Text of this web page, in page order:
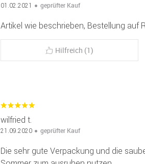
01.02.2021 geprüfter Kauf
Artikel wie beschrieben, Bestellung auf
Hilfreich (1)
wilfried t.
21.09.2020 geprüfter Kauf
Die sehr gute Verpackung und die